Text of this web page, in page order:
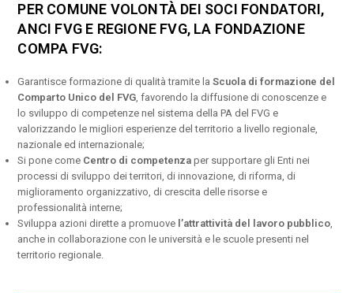
PER COMUNE VOLONTÀ DEI SOCI FONDATORI,
ANCI FVG E REGIONE FVG, LA FONDAZIONE
COMPA FVG:
Garantisce formazione di qualità tramite laScuola di formazione del
Comparto Unico del FVG, favorendo la diffusione di conoscenze e
lo sviluppo di competenze nel sistema della PA del FVG e
valorizzando le migliori esperienze del territorio a livello regionale,
nazionale ed internazionale;
Si pone come Centro di competenza per supportare gli Enti nei
processi di sviluppo dei territori, di innovazione, di riforma, di
miglioramento organizzativo, di crescita delle risorse e
professionalità interne;
Sviluppa azioni dirette a promuove l’attrattività del lavoro pubblico,
anche in collaborazione con le università e le scuole presenti nel
territorio regionale.